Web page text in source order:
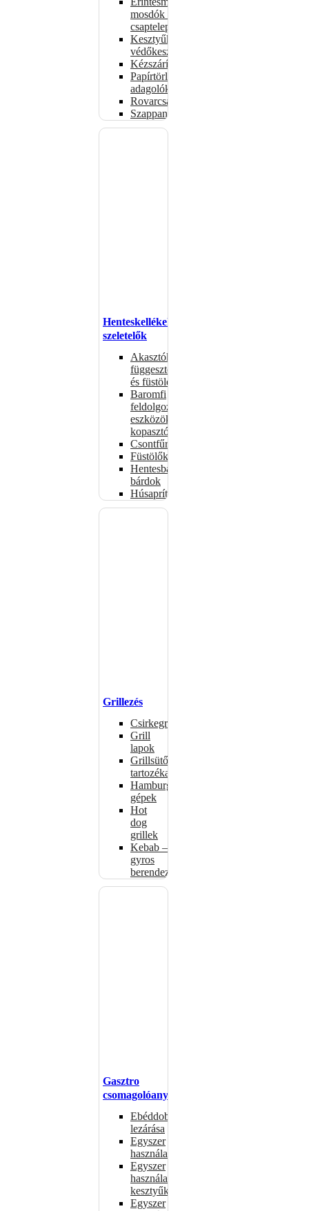
mosdók és
csaptelepek
Kesztyűk,
védőkesztyűk
Kézszárítók
Papírtörlő-
adagolók
Rovarcsapdák
Szappanadagolók
Henteskellékek,
szeletelők
Akasztók
függesztéshez
és füstöléshez
Baromfi
feldolgozó
eszközök,
kopasztók
Csontfűrészek
Füstölők
Hentesbalták,
bárdok
Húsaprítók
Grillezés
Csirkegrillek
Grill
lapok
Grillsütők
tartozékai
Hamburgerformázó
gépek
Hot
dog
grillek
Kebab –
gyros
berendezés
Gasztro
csomagolóanyagok
Ebéddobozok
lezárása
Egyszer
használatos
Egyszer
használatos
kesztyűk
Egyszer